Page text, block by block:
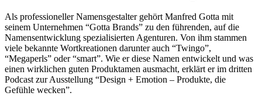
Als professioneller Namensgestalter gehört Manfred Gotta mit
seinem Unternehmen “Gotta Brands” zu den führenden, auf die
Namensentwicklung spezialisierten Agenturen. Von ihm stammen
viele bekannte Wortkreationen darunter auch “Twingo”,
“Megaperls” oder “smart”. Wie er diese Namen entwickelt und was
einen wirklichen guten Produktamen ausmacht, erklärt er im dritten
Podcast zur Ausstellung “Design + Emotion – Produkte, die
Gefühle wecken”.